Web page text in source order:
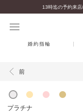
婚約指輪
前
プラチナ